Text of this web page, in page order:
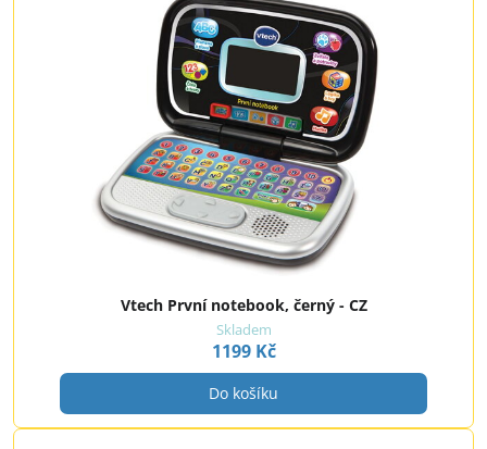
Vtech První notebook, černý - CZ
Skladem
1199 Kč
Do košíku